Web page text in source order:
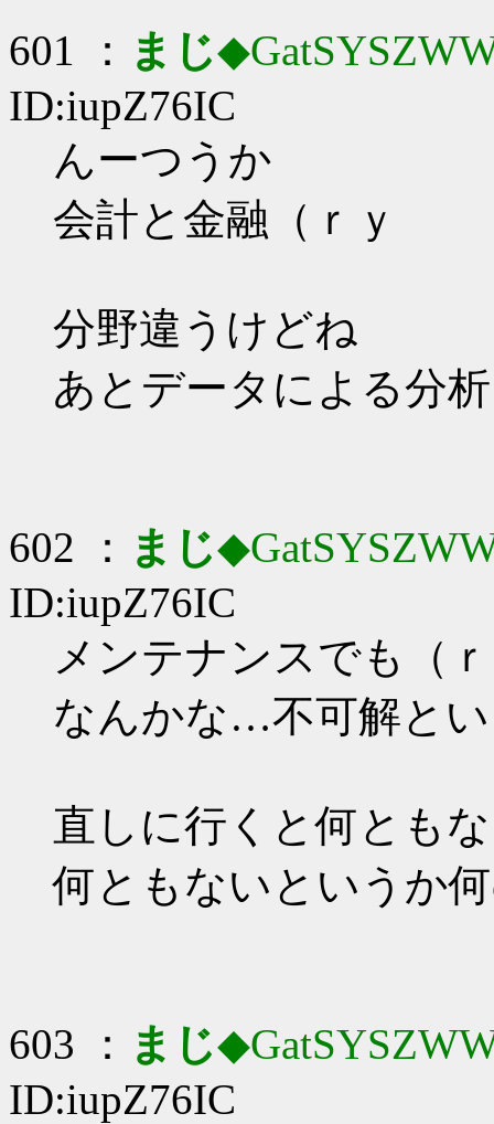
601 ： まじ
ID:iupZ76IC
んーつうか
会計と金融（ｒｙ
分野違うけどね
あとデータによる分
602 ： まじ
ID:iupZ76IC
メンテナンスでも（
なんかな…不可解と
直しに行くと何とも
何ともないというか
603 ： まじ
ID:iupZ76IC